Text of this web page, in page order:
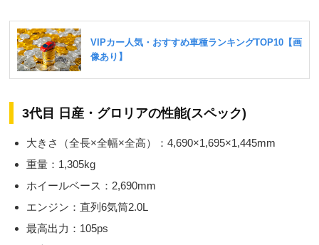
3代目 日産・グロリアの性能(スペック)
大きさ（全長×全幅×全高）：4,690×1,695×1,445mm
重量：1,305kg
ホイールベース：2,690mm
エンジン：直列6気筒2.0L
最高出力：105ps